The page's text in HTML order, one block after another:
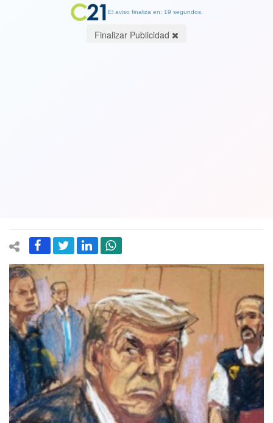
El aviso finaliza en: 18 segundos.
Finalizar Publicidad